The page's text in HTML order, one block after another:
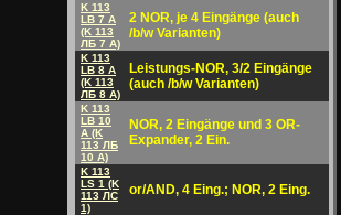
K 113
LB 7 A
(K 113
ЛБ 7 A)
2 NOR, je 4 Eingänge (auch
/b/w Varianten)
K 113
LB 8 A
(K 113
ЛБ 8 A)
Leistungs-NOR, 3/2 Eingänge
(auch /b/w Varianten)
K 113
LB 10
A (K
113 ЛБ
10 A)
NOR, 2 Eingänge und 3 OR-
Expander, 2 Ein.
K 113
LS 1 (K
113 ЛC
1)
or/AND, 4 Eing.; NOR, 2 Eing.